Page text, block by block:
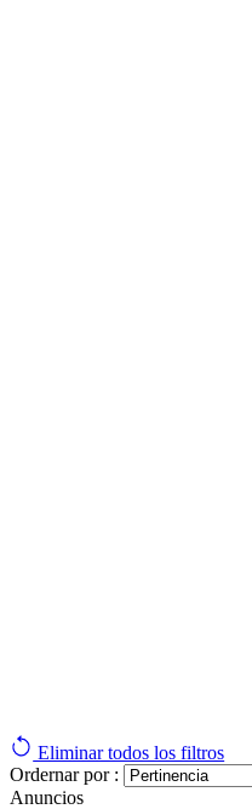
Eliminar todos los filtros
Ordernar por :
Anuncios